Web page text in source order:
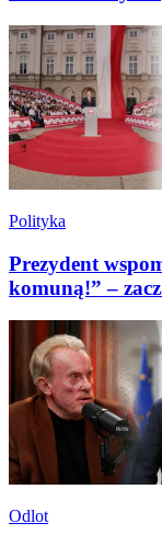
Polityka
Prezydent
komuną!” –
Odlot